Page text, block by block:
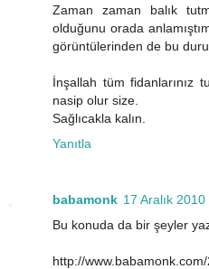
Zaman zaman balık
olduğunu orada
görüntülerinden de bu
İnşallah tüm fidanlarınız
nasip olur size.
Sağlıcakla kalın.
Yanıtla
babamonk 17 Aralık
Bu konuda da bir şeyler
http://